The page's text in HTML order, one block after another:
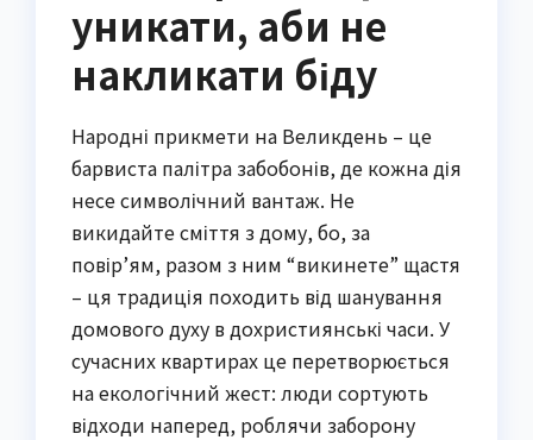
уникати, аби не
накликати біду
Народні прикмети на Великдень – це
барвиста палітра забобонів, де кожна дія
несе символічний вантаж. Не
викидайте сміття з дому, бо, за
повір’ям, разом з ним “викинете” щастя
– ця традиція походить від шанування
домового духу в дохристиянські часи. У
сучасних квартирах це перетворюється
на екологічний жест: люди сортують
відходи наперед, роблячи заборону